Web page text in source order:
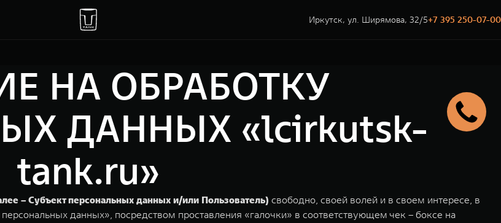
Иркутск, ул. Ширямова, 32/5+7 395 250-07-00
НА ОБРАБОТКУ
ДАННЫХ «lcirkutsk-
tank.ru»
– Субъект персональных данных и/или Пользователь) свободно, своей волей и в своем интересе, в
данных», посредством проставления «галочки» в соответствующем чек – боксе на